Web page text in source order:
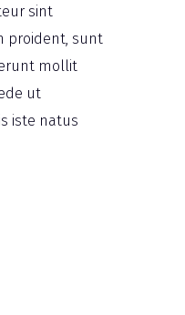
sint
proident, sunt
mollit
ut
iste natus